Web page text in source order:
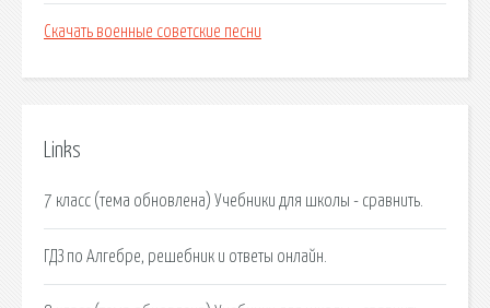
Скачать военные советские песни
Links
7 класс (тема обновлена) Учебники для школы - сравнить.
ГДЗ по Алгебре, решебник и ответы онлайн.